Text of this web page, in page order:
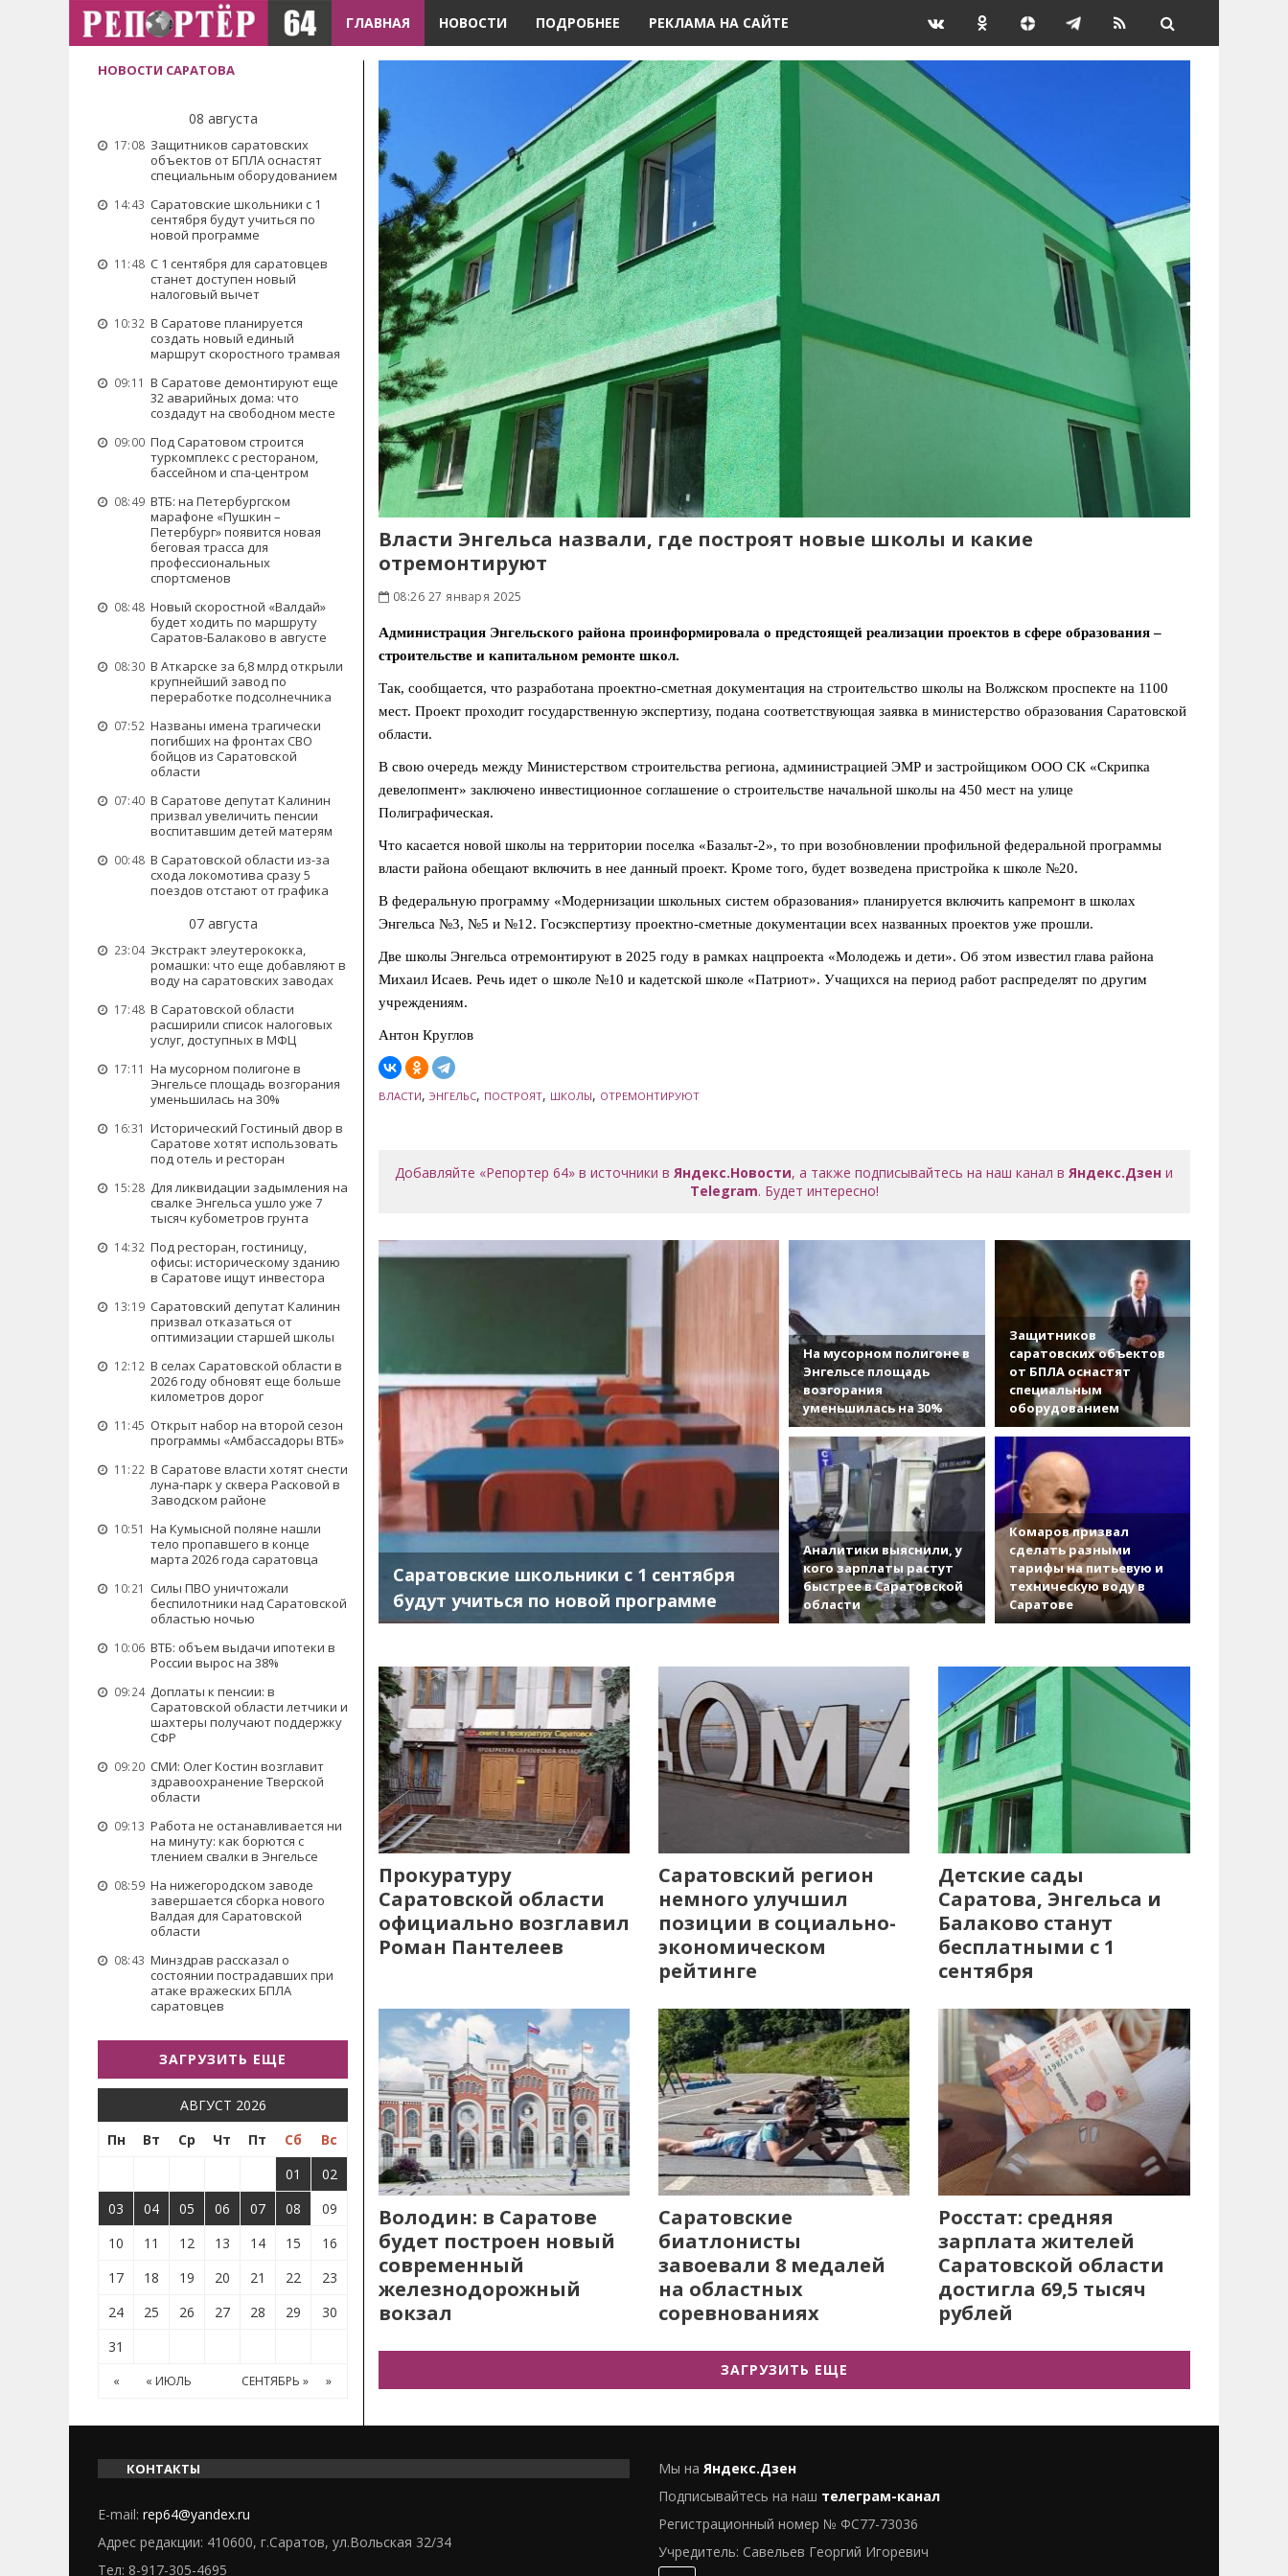
ГЛАВНАЯ НОВОСТИ ПОДРОБНЕЕ РЕКЛАМА НА САЙТЕ
НОВОСТИ САРАТОВА
08 августа
17:08 Защитников саратовских
объектов от БПЛА оснастят
специальным оборудованием
14:43 Саратовские школьники с 1
сентября будут учиться по
новой программе
11:48 С 1 сентября для саратовцев
станет доступен новый
налоговый вычет
10:32 В Саратове планируется
создать новый единый
маршрут скоростного трамвая
09:11 В Саратове демонтируют еще
32 аварийных дома: что
создадут на свободном месте
09:00 Под Саратовом строится
туркомплекс с рестораном,
бассейном и спа-центром
08:49 ВТБ: на Петербургском
марафоне «Пушкин –
Петербург» появится новая
беговая трасса для
профессиональных
спортсменов
08:48 Новый скоростной «Валдай»
будет ходить по маршруту
Саратов-Балаково в августе
08:30 В Аткарске за 6,8 млрд открыли
крупнейший завод по
переработке подсолнечника
07:52 Названы имена трагически
погибших на фронтах СВО
бойцов из Саратовской
области
07:40 В Саратове депутат Калинин
призвал увеличить пенсии
воспитавшим детей матерям
00:48 В Саратовской области из-за
схода локомотива сразу 5
поездов отстают от графика
07 августа
23:04 Экстракт элеутерококка,
ромашки: что еще добавляют в
воду на саратовских заводах
17:48 В Саратовской области
расширили список налоговых
услуг, доступных в МФЦ
17:11 На мусорном полигоне в
Энгельсе площадь возгорания
уменьшилась на 30%
16:31 Исторический Гостиный двор в
Саратове хотят использовать
под отель и ресторан
15:28 Для ликвидации задымления на
свалке Энгельса ушло уже 7
тысяч кубометров грунта
14:32 Под ресторан, гостиницу,
офисы: историческому зданию
в Саратове ищут инвестора
13:19 Саратовский депутат Калинин
призвал отказаться от
оптимизации старшей школы
12:12 В селах Саратовской области в
2026 году обновят еще больше
километров дорог
11:45 Открыт набор на второй сезон
программы «Амбассадоры ВТБ»
11:22 В Саратове власти хотят снести
луна-парк у сквера Расковой в
Заводском районе
10:51 На Кумысной поляне нашли
тело пропавшего в конце
марта 2026 года саратовца
10:21 Силы ПВО уничтожали
беспилотники над Саратовской
областью ночью
10:06 ВТБ: объем выдачи ипотеки в
России вырос на 38%
09:24 Доплаты к пенсии: в
Саратовской области летчики и
шахтеры получают поддержку
СФР
09:20 СМИ: Олег Костин возглавит
здравоохранение Тверской
области
09:13 Работа не останавливается ни
на минуту: как борются с
тлением свалки в Энгельсе
08:59 На нижегородском заводе
завершается сборка нового
Валдая для Саратовской
области
08:43 Минздрав рассказал о
состоянии пострадавших при
атаке вражеских БПЛА
саратовцев
ЗАГРУЗИТЬ ЕЩЕ
АВГУСТ 2026
Пн
Вт Ср Чт Пт Сб
Вс
01
02
03
04 05 06 07 08
09
10
11 12 13 14 15
16
17
18 19 20 21 22
23
24
25 26 27 28 29
30
31
« « ИЮЛЬ СЕНТЯБРЬ » »
Власти Энгельса назвали, где построят новые школы и какие
отремонтируют
08:26 27 января 2025
Администрация Энгельского района проинформировала о предстоящей реализации проектов в сфере образования –
строительстве и капитальном ремонте школ.
Так, сообщается, что разработана проектно-сметная документация на строительство школы на Волжском проспекте на 1100
мест. Проект проходит государственную экспертизу, подана соответствующая заявка в министерство образования Саратовской
области.
В свою очередь между Министерством строительства региона, администрацией ЭМР и застройщиком ООО СК «Скрипка
девелопмент» заключено инвестиционное соглашение о строительстве начальной школы на 450 мест на улице
Полиграфическая.
Что касается новой школы на территории поселка «Базальт-2», то при возобновлении профильной федеральной программы
власти района обещают включить в нее данный проект. Кроме того, будет возведена пристройка к школе №20.
В федеральную программу «Модернизации школьных систем образования» планируется включить капремонт в школах
Энгельса №3, №5 и №12. Госэкспертизу проектно-сметные документации всех названных проектов уже прошли.
Две школы Энгельса отремонтируют в 2025 году в рамках нацпроекта «Молодежь и дети». Об этом известил глава района
Михаил Исаев. Речь идет о школе №10 и кадетской школе «Патриот». Учащихся на период работ распределят по другим
учреждениям.
Антон Круглов
ВЛАСТИ, ЭНГЕЛЬС, ПОСТРОЯТ, ШКОЛЫ, ОТРЕМОНТИРУЮТ
Добавляйте «Репортер 64» в источники вЯндекс.Новости, а также подписывайтесь на наш канал вЯндекс.Дзен и
Telegram. Будет интересно!
Саратовские школьники с 1 сентября
будут учиться по новой программе
На мусорном полигоне в
Энгельсе площадь
возгорания
уменьшилась на 30%
Защитников
саратовских объектов
от БПЛА оснастят
специальным
оборудованием
Аналитики выяснили, у
кого зарплаты растут
быстрее в Саратовской
области
Комаров призвал
сделать разными
тарифы на питьевую и
техническую воду в
Саратове
Прокуратуру
Саратовской области
официально возглавил
Роман Пантелеев
Саратовский регион
немного улучшил
позиции в социально-
экономическом
рейтинге
Детские сады
Саратова, Энгельса и
Балаково станут
бесплатными с 1
сентября
Володин: в Саратове
будет построен новый
современный
железнодорожный
вокзал
Саратовские
биатлонисты
завоевали 8 медалей
на областных
соревнованиях
Росстат: средняя
зарплата жителей
Саратовской области
достигла 69,5 тысяч
рублей
ЗАГРУЗИТЬ ЕЩЕ
КОНТАКТЫ
E-mail: rep64@yandex.ru
Адрес редакции: 410600, г.Саратов, ул.Вольская 32/34
Тел: 8-917-305-4695
Мы на Яндекс.Дзен
Подписывайтесь на наш телеграм-канал
Регистрационный номер № ФС77-73036
Учредитель: Савельев Георгий Игоревич